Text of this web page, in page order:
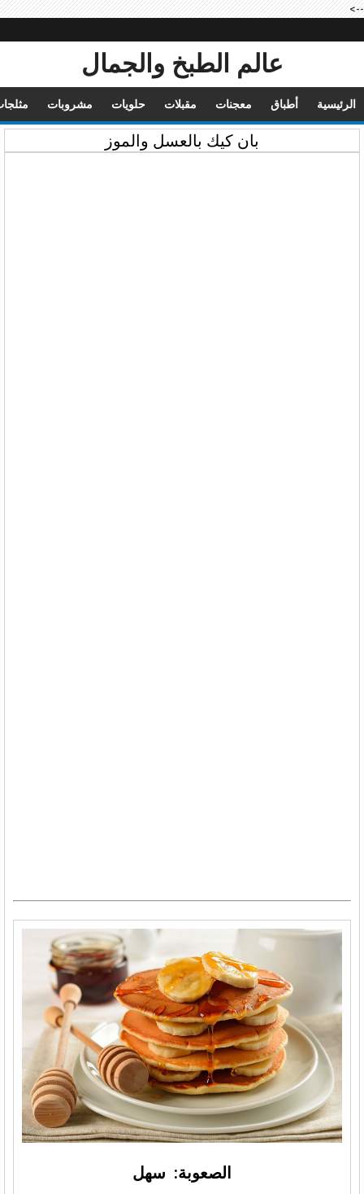
-->
عالم الطبخ والجمال
الرئيسية أطباق معجنات مقبلات حلويات مشروبات
بان كيك بالعسل والموز
الصعوبة: سهل